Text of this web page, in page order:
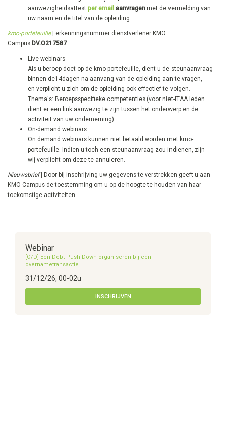
aanwezigheidsattest per email aanvragen met de vermelding van
uw naam en de titel van de opleiding
kmo-portefeuille| erkenningsnummer dienstverlener KMO
Campus DV.O217587
Live webinars
Als u beroep doet op de kmo-portefeuille, dient u de steunaanvraag
binnen de14dagen na aanvang van de opleiding aan te vragen,
en verplicht u zich om de opleiding ook effectief te volgen.
Thema's: Beroepsspecifieke competenties ​(voor niet-ITAA leden
dient er een link aanwezig te zijn tussen het onderwerp en de
activiteit van uw onderneming)
On-demand webinars
On demand webinars kunnen niet betaald worden met kmo-
portefeuille. Indien u toch een steunaanvraag zou indienen, zijn
wij verplicht om deze te annuleren.
Nieuwsbrief | Door bij inschrijving uw gegevens te verstrekken geeft u aan
KMO Campus de toestemming om u op de hoogte te houden van haar
toekomstige activiteiten
Webinar
[O/D] Een Debt Push Down organiseren bij een
overnametransactie
31/12/26, 00-02u
INSCHRIJVEN